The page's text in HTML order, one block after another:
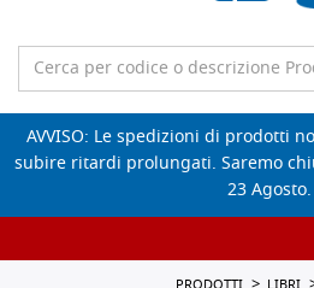
Wishlist
AVVISO: Le spedizioni di prodotti
subire ritardi prolungati. Saremo
23 Agosto.